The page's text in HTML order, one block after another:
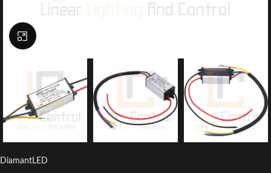
Click to enlarge
DiamantLED